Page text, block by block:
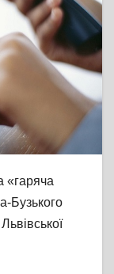
«гаряча
Бузького